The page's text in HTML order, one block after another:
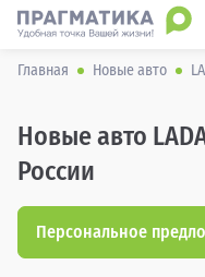
Главная Новые авто
Новые авто
России
Персональное